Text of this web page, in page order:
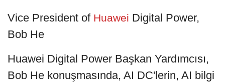
Vice President ofHuawei Digital Power,
Bob He
Huawei Digital Power Başkan Yardımcısı,
Bob He konuşmasında, AI DC'lerin, AI bilgi